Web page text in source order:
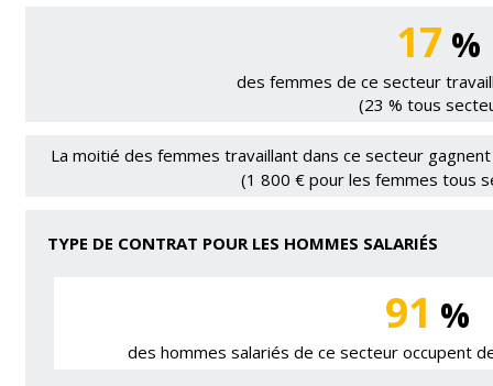
17 %
des femmes de ce secteur
(23 % tous
La moitié des femmes travaillant dans ce secteur
(1 800 € pour les femmes tous
TYPE DE CONTRAT POUR LES HOMMES SALARIÉS
91 %
des hommes salariés de ce secteur occupent